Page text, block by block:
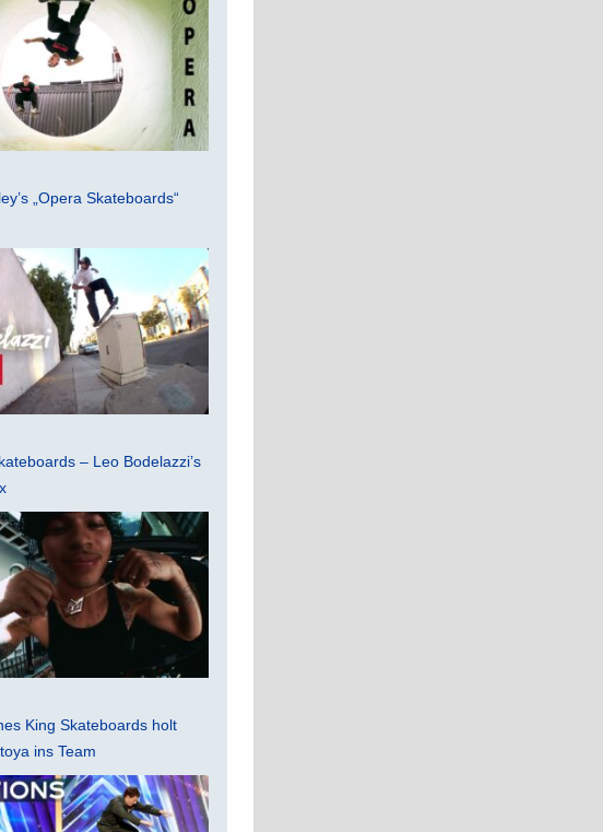
„Opera Skateboards“
– Leo Bodelazzi’s
King Skateboards holt
ins Team